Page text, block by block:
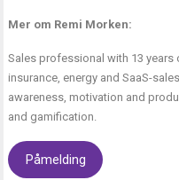
Mer om Remi Morken:
Sales professional with 13
insurance, energy and SaaS-
awareness, motivation and
and gamification.
Påmelding